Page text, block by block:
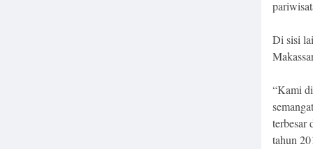
Di sisi
“Kami
terbesar
tahun